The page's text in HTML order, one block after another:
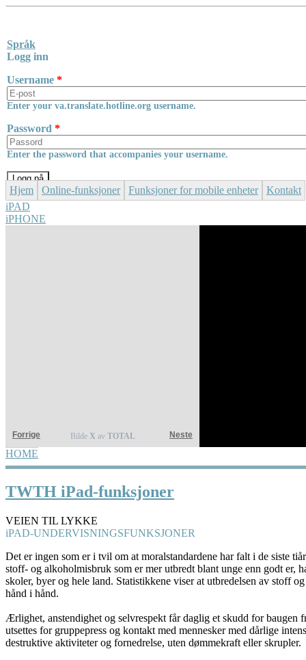
Språk
Logg inn
Username *
Enter your va.translate.hotline.org username.
Password *
Enter the password that accompanies your username.
Hjem Online-funksjoner Funksjoner for mobile enheter
Kontakt
iPAD
iPHONE
Bilde X av TOTAL
Forrige Neste
YOU ARE HERE
HOME
TWTH iPad-funksjoner
VEIEN TIL LYKKE
iPAD-UNDERVISNINGSFUNKSJONER
Det er ingen som er i tvil om at moralstandardene har falt i de siste
stoff- og alkoholmisbruk som er mer utbredt blant unge enn godt er,
skoler, byer og hele land. Statistikkene viser at utbredelsen av stoff
hånd i hånd.
Ærlighet, anstendighet og selvrespekt får daglig et skudd for baugen
utsettes for gruppepress og kontakt med mennesker med dårlige
destruktive aktiviteter og fornedrelse, uten dømmekraft eller skrupler.